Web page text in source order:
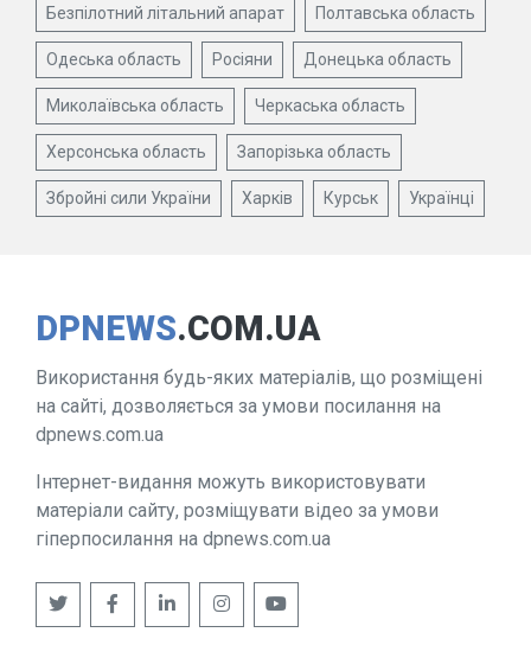
Безпілотний літальний апарат Полтавська область
Одеська область Росіяни Донецька область
Миколаївська область Черкаська область
Херсонська область Запорізька область
Збройні сили України Харків Курськ Українці
DPNEWS.COM.UA
Використання будь-яких матеріалів, що розміщені
на сайті, дозволяється за умови посилання на
dpnews.com.ua
Інтернет-видання можуть використовувати
матеріали сайту, розміщувати відео за умови
гіперпосилання на dpnews.com.ua